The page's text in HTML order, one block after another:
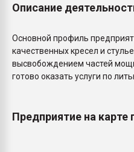
Описание
Основной профиль
качественных кресел и
высвобождением частей
готово оказать услуги по
Предприятие на карте